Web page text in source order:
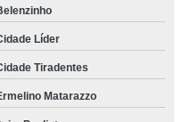
Líder
Tiradentes
Matarazzo